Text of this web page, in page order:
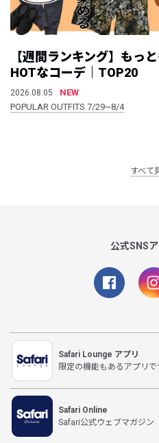
【週間ランキング】もっ
HOTなコーデ｜TOP20
2026.08.05
NEW
POPULAR OUTFITS 7/29~8/4
すべて
公式SNS
Safari Lounge アプリ
限定の機能もあるアプリ
Safari Online
Safari公式ウェブマガジン